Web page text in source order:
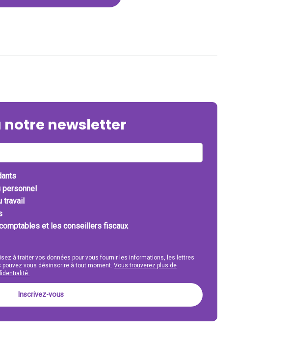
newsletter
personnel
travail
et les conseillers fiscaux
à traiter vos données pour vous fournir les informations, les lettres
vous désinscrire à tout moment.Vous trouverez plus de